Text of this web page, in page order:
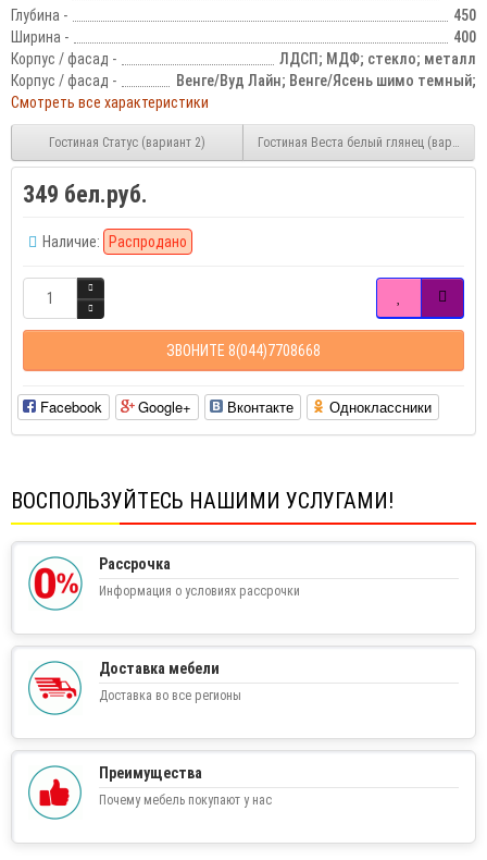
Глубина -
450
Ширина -
400
Корпус / фасад -
ЛДСП; МДФ; стекло; металл
Корпус / фасад -
Венге/Вуд Лайн; Венге/Ясень шимо темный;
Смотреть все характеристики
Гостиная Статус (вариант 2) Гостиная Веста белый глянец (вариант
349 бел.руб.
Наличие: Распродано
ЗВОНИТЕ 8(044)7708668
Facebook Google+ Вконтакте Одноклассники
ВОСПОЛЬЗУЙТЕСЬ НАШИМИ УСЛУГАМИ!
Рассрочка
Информация о условиях рассрочки
Доставка мебели
Доставка во все регионы
Преимущества
Почему мебель покупают у нас